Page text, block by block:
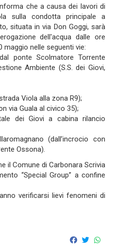
che a causa dei lavori di
sulla condotta principale a
situata in via Don Goggi, sarà
dell'acqua dalle ore
maggio nelle seguenti vie:
ponte Scolmatore Torrente
Ambiente (S.S. dei Giovi,
Viola alla zona R9);
via Guala al civico 35);
dei Giovi a cabina rilancio
(dall’incrocio con
Ossona).
il Comune di Carbonara Scrivia
“Special Group” a confine
verificarsi lievi fenomeni di